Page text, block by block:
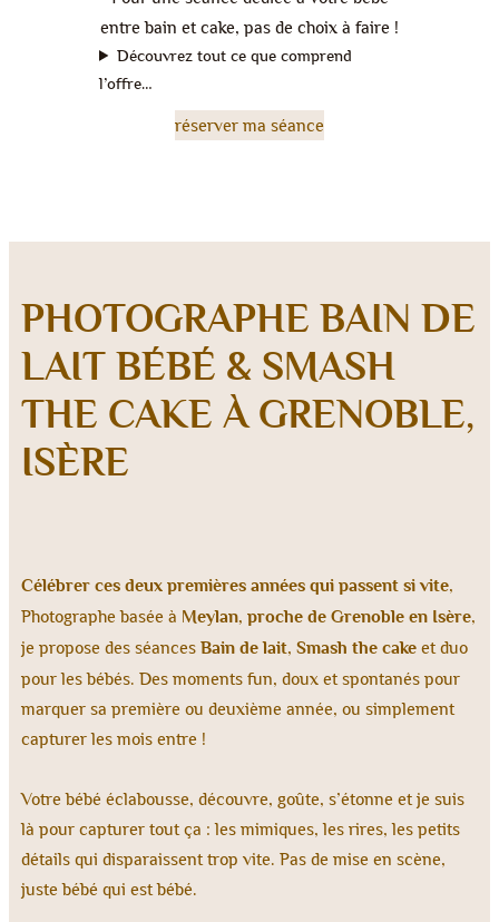
entre bain et cake, pas de choix à faire !
Découvrez tout ce que comprend
l’offre…
réserver ma séance
PHOTOGRAPHE BAIN DE
LAIT BÉBÉ & SMASH
THE CAKE À GRENOBLE,
ISÈRE
Célébrer ces deux premières années qui passent si vite,
Photographe basée à Meylan, proche de Grenoble en Isère,
je propose des séances Bain de lait, Smash the cakeet duo
pour les bébés. Des moments fun, doux et spontanés pour
marquer sa première ou deuxième année, ou simplement
capturer les mois entre !
Votre bébé éclabousse, découvre, goûte, s’étonne et je suis
là pour capturer tout ça : les mimiques, les rires, les petits
détails qui disparaissent trop vite. Pas de mise en scène,
juste bébé qui est bébé.